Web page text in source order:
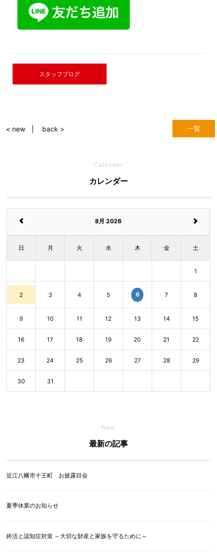
スタッフブログ
一覧
< new back >
Calender
カレンダー
8月 2026
日 月 火 水 木 金 土
1
2 3 4 5 6 7 8
9 10 11 12 13 14 15
16 17 18 19 20 21 22
23 24 25 26 27 28 29
30 31
New
最新の記事
近江八幡市十王町 お披露目会
夏季休業のお知らせ
終活と認知症対策 ～大切な財産と家族を守るために～